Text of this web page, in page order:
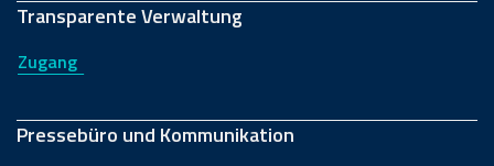
Transparente Verwaltung
Zugang
Pressebüro und Kommunikation